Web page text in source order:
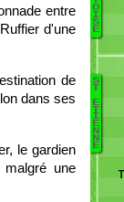
entre
d'une
de
dans ses
le gardien
une
O
I
S
E
S
T
E
T
I
E
N
N
E